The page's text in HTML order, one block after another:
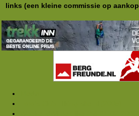
links (een kleine commissie op